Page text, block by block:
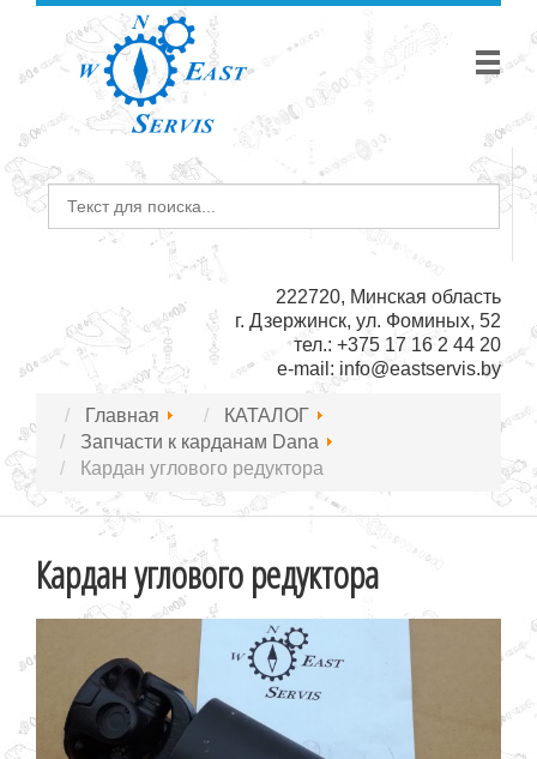
222720, Минская область
г. Дзержинск, ул. Фоминых, 52
тел.: +375 17 16 2 44 20
e-mail: info@eastservis.by
Главная
КАТАЛОГ
Запчасти к карданам Dana
Кардан углового редуктора
Кардан углового редуктора